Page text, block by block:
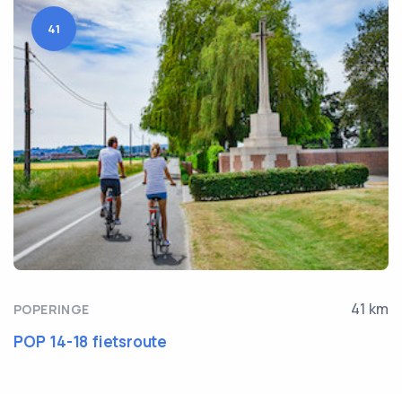
41
POPERINGE 41 km
POP 14-18 fietsroute